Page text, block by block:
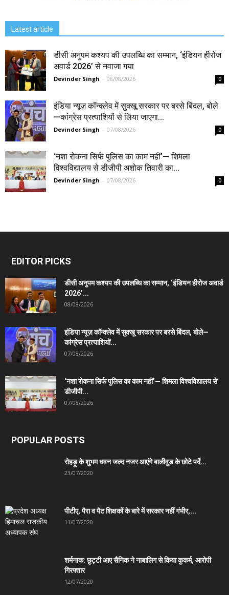
Latest article
डीसी अनुपम कश्यप की उपलब्धि का सम्मान, ‘इंडियन हीरोज
अवार्ड 2026’ से नवाजा गया
Devinder Singh - 08/08/2026 0
इंडिया न्यूज़ कॉन्क्लेव में सुक्खू सरकार पर बरसे बिंदल, बोले
—कांग्रेस प्रत्याशियों से लिया जाएगा...
Devinder Singh - 07/08/2026 0
‘नशा रोकना सिर्फ पुलिस का काम नहीं’— शिमला
विश्वविद्यालय से डीजीपी अशोक तिवारी का...
Devinder Singh - 07/08/2026 0
EDITOR PICKS
डीसी अनुपम कश्यप की उपलब्धि का सम्मान, ‘इंडियन हीरोज अवार्ड
2026’...
08/08/2026
इंडिया न्यूज़ कॉन्क्लेव में सुक्खू सरकार पर बरसे बिंदल, बोले—
कांग्रेस प्रत्याशियों...
07/08/2026
‘नशा रोकना सिर्फ पुलिस का काम नहीं’— शिमला विश्वविद्यालय से
डीजीपी...
07/08/2026
POPULAR POSTS
रोहड़ू के शुभम धवन जल्द नजर आएंगे बालीवुड के छोटे पर्दे...
23/07/2020
पीटीए, पैरा व पैट शिक्षकों के बारे में सरकार नहीं गंभीर,...
11/07/2020
शर्मनाक: छुट्टी आए सैनिक ने नाबालिग से किया कुकर्म, आरोपी
गिरफ्तार
12/07/2020